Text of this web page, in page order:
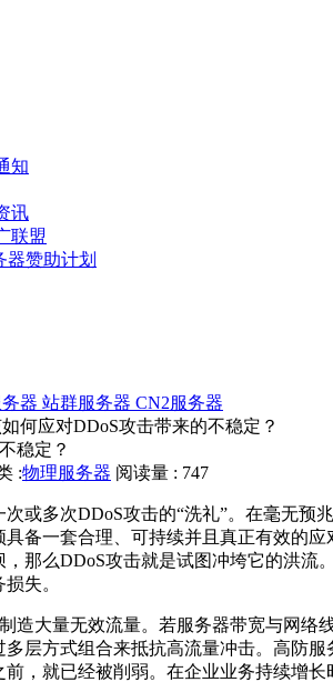
知
讯
联盟
器赞助计划
器 站群服务器 CN2服务器
何应对DDoS攻击带来的不稳定？
稳定？
:物理服务器 阅读量 : 747
多次DDoS攻击的“洗礼”。在毫无预
备一套合理、可持续并且真正有效的
那么DDoS攻击就是试图冲垮它的洪
失。
大量无效流量。若服务器带宽与网络
层方式组合来抵抗高流量冲击。高防
，就已经被削弱。在企业业务持续增